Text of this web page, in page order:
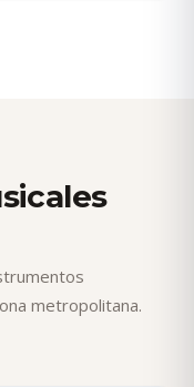
metropolitana.